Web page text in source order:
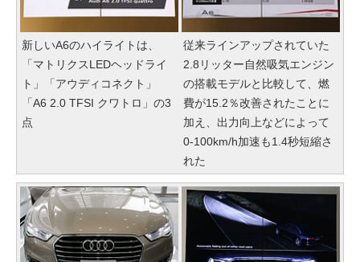
新しいA6のハイライトは、
「マトリクスLEDヘッドライ
ト」「アウディコネクト」
「A6 2.0 TFSI クワトロ」の3
点
従来ラインアップされていた
2.8リッター自然吸気エンジン
の搭載モデルと比較して、燃
費が15.2％改善されたことに
加え、出力向上などによって
0-100km/h加速も1.4秒短縮さ
れた